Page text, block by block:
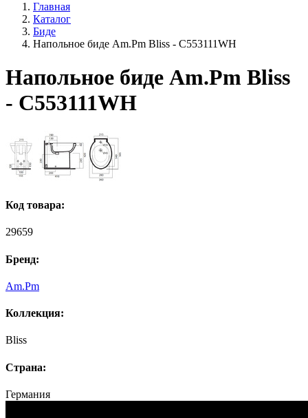
Главная
Каталог
Биде
Напольное биде Am.Pm Bliss - C553111WH
Напольное биде Am.Pm Bliss
- C553111WH
Код товара:
29659
Бренд:
Am.Pm
Коллекция:
Bliss
Страна:
Германия